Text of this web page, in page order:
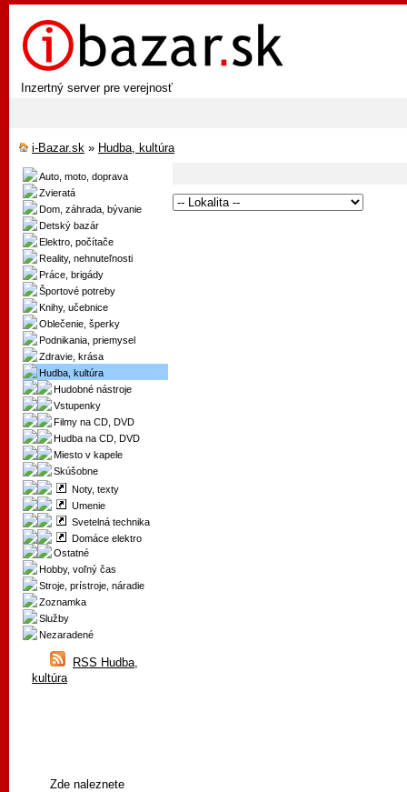
Inzertný server pre verejnosť
i-Bazar.sk » Hudba, kultúra
Auto, moto, doprava
Zvieratá
Dom, záhrada, bývanie
Detský bazár
Elektro, počítače
Reality, nehnuteľnosti
Práce, brigády
Športové potreby
Knihy, učebnice
Oblečenie, šperky
Podnikania, priemysel
Zdravie, krása
Hudba, kultúra
Hudobné nástroje
Vstupenky
Filmy na CD, DVD
Hudba na CD, DVD
Miesto v kapele
Skúšobne
Noty, texty
Umenie
Svetelná technika
Domáce elektro
Ostatné
Hobby, voľný čas
Stroje, prístroje, náradie
Zoznamka
Služby
Nezaradené
RSS Hudba,
kultúra
Zde naleznete